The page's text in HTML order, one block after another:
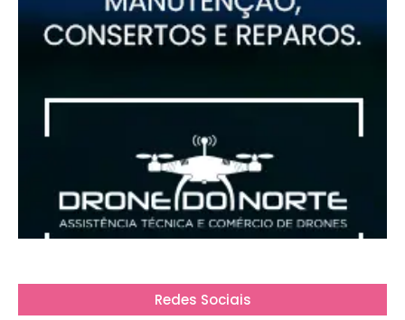
Redes Sociais